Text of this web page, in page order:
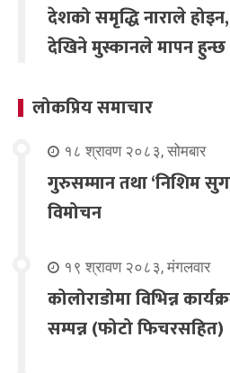
देशको समृद्धि नाराले
देखिने मुस्कानले मापन हुन्छ
लोकप्रिय समाचार
१८ श्रावण २०८३, सोमबार
गुरुसम्मान तथा ‘निशिम
विमोचन
१९ श्रावण २०८३, मंगलवार
कोलोराडोमा विभिन्न
सम्पन्न (फोटो फिचरसहित)